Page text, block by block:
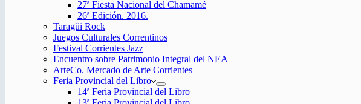
27ª Fiesta Nacional del Chamamé
26ª Edición. 2016.
Taragüi Rock
Juegos Culturales Correntinos
Festival Corrientes Jazz
Encuentro sobre Patrimonio Integral del NEA
ArteCo. Mercado de Arte Corrientes
Feria Provincial del Libro
14ª Feria Provincial del Libro